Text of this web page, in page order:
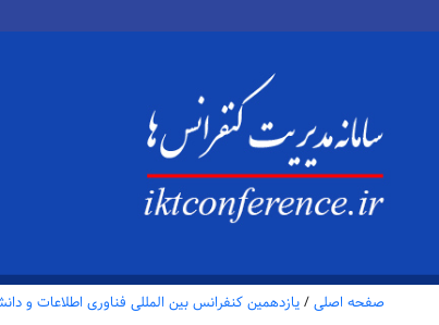
صفحه اصلی / یازدهمین کنفرانس بین المللی فناوری اطلاعات و